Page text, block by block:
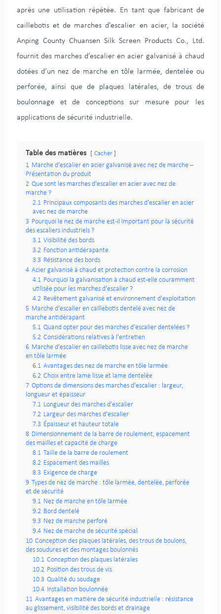
après une utilisation répétée. En tant que fabricant de
caillebotis et de marches d’escalier en acier, la société
Anping County Chuansen Silk Screen Products Co., Ltd.
fournit des marches d’escalier en acier galvanisé à chaud
dotées d’un nez de marche en tôle larmée, dentelée ou
perforée, ainsi que de plaques latérales, de trous de
boulonnage et de conceptions sur mesure pour les
applications de sécurité industrielle.
Table des matières Cacher
1 Marche d'escalier en acier galvanisé avec nez de marche –
Présentation du produit
2 Que sont les marches d'escalier en acier avec nez de
marche ?
2.1 Principaux composants des marches d'escalier en acier
avec nez de marche
3 Pourquoi le nez de marche est-il important pour la sécurité
des escaliers industriels ?
3.1 Visibilité des bords
3.2 Fonction antidérapante
3.3 Résistance des bords
4 Acier galvanisé à chaud et protection contre la corrosion
4.1 Pourquoi la galvanisation à chaud est-elle couramment
utilisée pour les marches d'escalier ?
4.2 Revêtement galvanisé et environnement d'exploitation
5 Marche d'escalier en caillebotis dentelé avec nez de
marche antidérapant
5.1 Quand opter pour des marches d'escalier dentelées ?
5.2 Considérations relatives à l'entretien
6 Marche d'escalier en caillebotis lisse avec nez de marche
en tôle larmée
6.1 Avantages des nez de marche en tôle larmée
6.2 Choix entre lame lisse et lame dentelée
7 Options de dimensions des marches d'escalier : largeur,
longueur et épaisseur
7.1 Longueur des marches d'escalier
7.2 Largeur des marches d'escalier
7.3 Épaisseur et hauteur totale
8 Dimensionnement de la barre de roulement, espacement
des mailles et capacité de charge
8.1 Taille de la barre de roulement
8.2 Espacement des mailles
8.3 Exigence de charge
9 Types de nez de marche : tôle larmée, dentelée, perforée
et de sécurité
9.1 Nez de marche en tôle larmée
9.2 Bord dentelé
9.3 Nez de marche perforé
9.4 Nez de marche de sécurité spécial
10 Conception des plaques latérales, des trous de boulons,
des soudures et des montages boulonnés
10.1 Conception des plaques latérales
10.2 Position des trous de vis
10.3 Qualité du soudage
10.4 Installation boulonnée
11 Avantages en matière de sécurité industrielle : résistance
au glissement, visibilité des bords et drainage